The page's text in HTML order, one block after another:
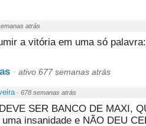
atrás
a vitória em uma só
· ativo 677 semanas atrás
· 678 semanas atrás
SER BANCO DE MAXI,
insanidade e NÃO DEU